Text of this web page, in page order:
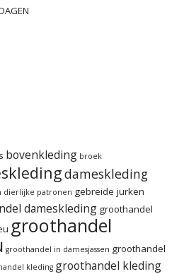
bovenkleding broek
dameskleding
dierlijke patronen gebreide jurken
dameskleding groothandel
groothandel
groothandel in damesjassen groothandel
kleding groothandel kleding